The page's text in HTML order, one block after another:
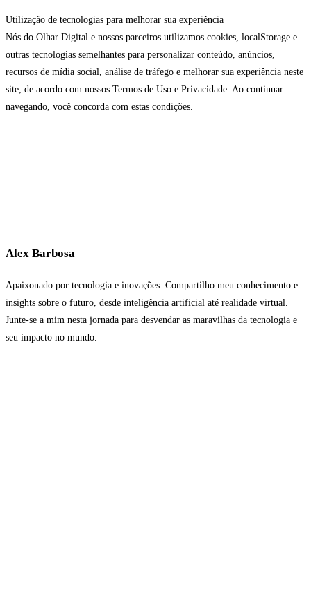
Utilização de tecnologias para melhorar sua experiência
Nós do Olhar Digital e nossos parceiros utilizamos cookies, localStorage e
outras tecnologias semelhantes para personalizar conteúdo, anúncios,
recursos de mídia social, análise de tráfego e melhorar sua experiência neste
site, de acordo com nossos Termos de Uso e Privacidade. Ao continuar
navegando, você concorda com estas condições.
Alex Barbosa
Apaixonado por tecnologia e inovações. Compartilho meu conhecimento e
insights sobre o futuro, desde inteligência artificial até realidade virtual.
Junte-se a mim nesta jornada para desvendar as maravilhas da tecnologia e
seu impacto no mundo.